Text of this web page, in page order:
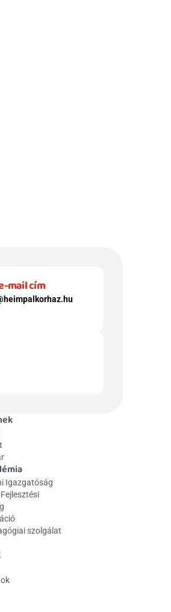
mail cím
Igazgatóság
szolgálat